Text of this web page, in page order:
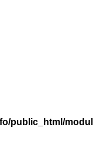
public_html/